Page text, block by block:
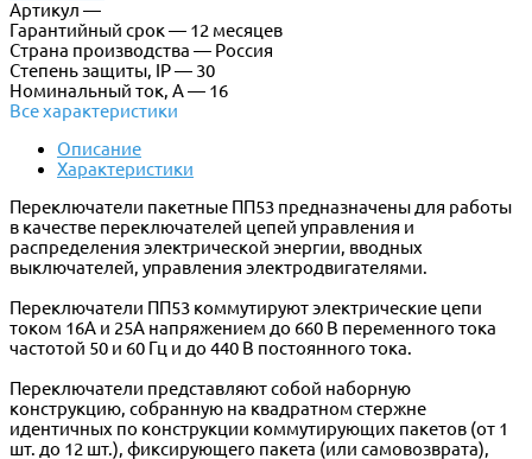
Артикул —
Гарантийный срок — 12 месяцев
Страна производства — Россия
Степень защиты, IP — 30
Номинальный ток, А — 16
Все характеристики
Описание
Характеристики
Переключатели пакетные ПП53 предназначены для работы
в качестве переключателей цепей управления и
распределения электрической энергии, вводных
выключателей, управления электродвигателями.
Переключатели ПП53 коммутируют электрические цепи
током 16А и 25А напряжением до 660 В переменного тока
частотой 50 и 60 Гц и до 440 В постоянного тока.
Переключатели представляют собой наборную
конструкцию, собранную на квадратном стержне
идентичных по конструкции коммутирующих пакетов (от 1
шт. до 12 шт.), фиксирующего пакета (или самовозврата),